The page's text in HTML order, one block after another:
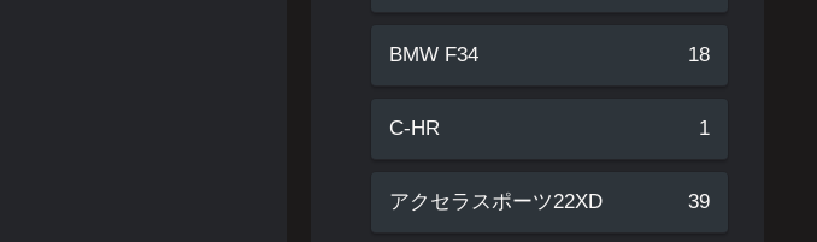
BMW F34 18
C-HR 1
アクセラスポーツ22XD 39